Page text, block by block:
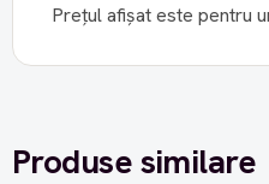
Prețul afișat este pentru
Produse similare